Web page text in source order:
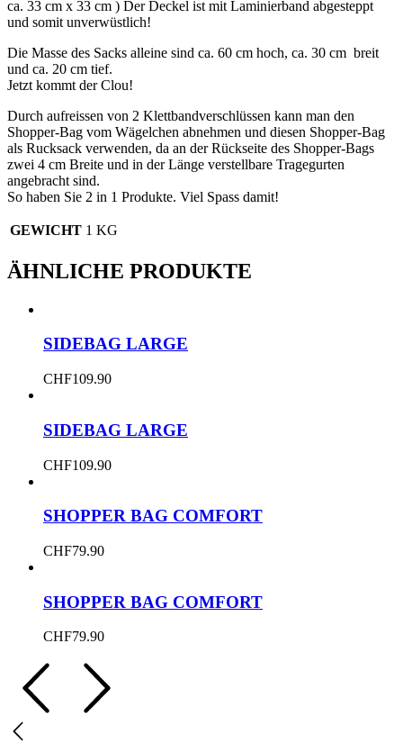
ca. 33 cm x 33 cm ) Der Deckel ist mit Laminierband abgesteppt
und somit unverwüstlich!
Die Masse des Sacks alleine sind ca. 60 cm hoch, ca. 30 cm breit
und ca. 20 cm tief.
Jetzt kommt der Clou!
Durch aufreissen von 2 Klettbandverschlüssen kann man den
Shopper-Bag vom Wägelchen abnehmen und diesen Shopper-Bag
als Rucksack verwenden, da an der Rückseite des Shopper-Bags
zwei 4 cm Breite und in der Länge verstellbare Tragegurten
angebracht sind.
So haben Sie 2 in 1 Produkte. Viel Spass damit!
GEWICHT 1 KG
ÄHNLICHE PRODUKTE
SIDEBAG LARGE
CHF109.90
SIDEBAG LARGE
CHF109.90
SHOPPER BAG COMFORT
CHF79.90
SHOPPER BAG COMFORT
CHF79.90